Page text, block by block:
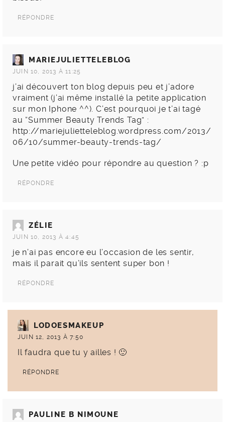
RÉPONDRE
MARIEJULIETTELEBLOG
JUIN 10, 2013 À 11:25
j’ai découvert ton blog depuis peu et j’adore
vraiment (j’ai même installé la petite application
sur mon Iphone ^^). C’est pourquoi je t’ai tagé
au “Summer Beauty Trends Tag” :
http://mariejulietteleblog.wordpress.com/2013/
06/10/summer-beauty-trends-tag/
Une petite vidéo pour répondre au question ? :p
RÉPONDRE
ZÉLIE
JUIN 10, 2013 À 4:45
je n’ai pas encore eu l’occasion de les sentir,
mais il parait qu’ils sentent super bon !
RÉPONDRE
LODOESMAKEUP
JUIN 12, 2013 À 7:50
Il faudra que tu y ailles ! 🙂
RÉPONDRE
PAULINE B NIMOUNE